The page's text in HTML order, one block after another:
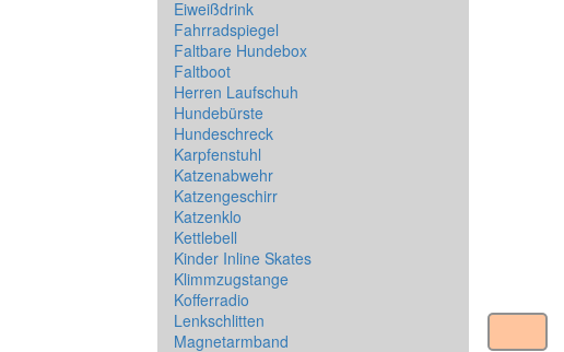
Eiweißdrink
Fahrradspiegel
Faltbare Hundebox
Faltboot
Herren Laufschuh
Hundebürste
Hundeschreck
Karpfenstuhl
Katzenabwehr
Katzengeschirr
Katzenklo
Kettlebell
Kinder Inline Skates
Klimmzugstange
Kofferradio
Lenkschlitten
Magnetarmband